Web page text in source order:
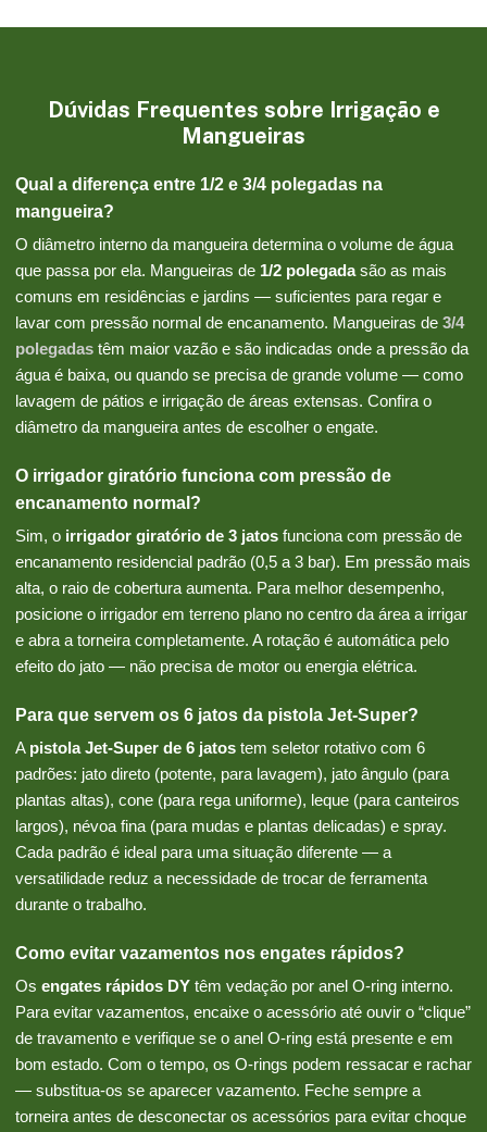
Dúvidas Frequentes sobre Irrigação e
Mangueiras
Qual a diferença entre 1/2 e 3/4 polegadas na
mangueira?
O diâmetro interno da mangueira determina o volume de água
que passa por ela. Mangueiras de 1/2 polegadasão as mais
comuns em residências e jardins — suficientes para regar e
lavar com pressão normal de encanamento. Mangueiras de 3/4
polegadas têm maior vazão e são indicadas onde a pressão da
água é baixa, ou quando se precisa de grande volume — como
lavagem de pátios e irrigação de áreas extensas. Confira o
diâmetro da mangueira antes de escolher o engate.
O irrigador giratório funciona com pressão de
encanamento normal?
Sim, o irrigador giratório de 3 jatos funciona com pressão de
encanamento residencial padrão (0,5 a 3 bar). Em pressão mais
alta, o raio de cobertura aumenta. Para melhor desempenho,
posicione o irrigador em terreno plano no centro da área a irrigar
e abra a torneira completamente. A rotação é automática pelo
efeito do jato — não precisa de motor ou energia elétrica.
Para que servem os 6 jatos da pistola Jet-Super?
A pistola Jet-Super de 6 jatos tem seletor rotativo com 6
padrões: jato direto (potente, para lavagem), jato ângulo (para
plantas altas), cone (para rega uniforme), leque (para canteiros
largos), névoa fina (para mudas e plantas delicadas) e spray.
Cada padrão é ideal para uma situação diferente — a
versatilidade reduz a necessidade de trocar de ferramenta
durante o trabalho.
Como evitar vazamentos nos engates rápidos?
Os engates rápidos DY têm vedação por anel O-ring interno.
Para evitar vazamentos, encaixe o acessório até ouvir o “clique”
de travamento e verifique se o anel O-ring está presente e em
bom estado. Com o tempo, os O-rings podem ressacar e rachar
— substitua-os se aparecer vazamento. Feche sempre a
torneira antes de desconectar os acessórios para evitar choque